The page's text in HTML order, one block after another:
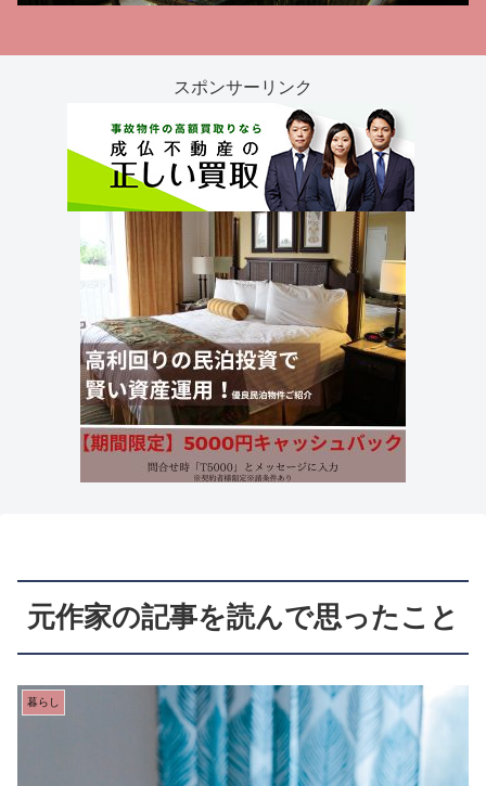
スポンサーリンク
元作家の記事を読んで思ったこと
暮らし